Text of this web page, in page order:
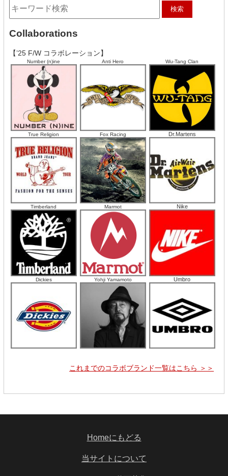
Collaborations
【’25 F/W コラボレーション】
Number (n)ine Anti Hero Wu-Tang Clan
True Religion Fox Racing Dr.Martens
Timberland Marmot Nike
Dickies Yohji Yamamoto Umbro
これまでのコラボブランド一覧はこちら ＞＞
Homeにもどる
当サイトについて